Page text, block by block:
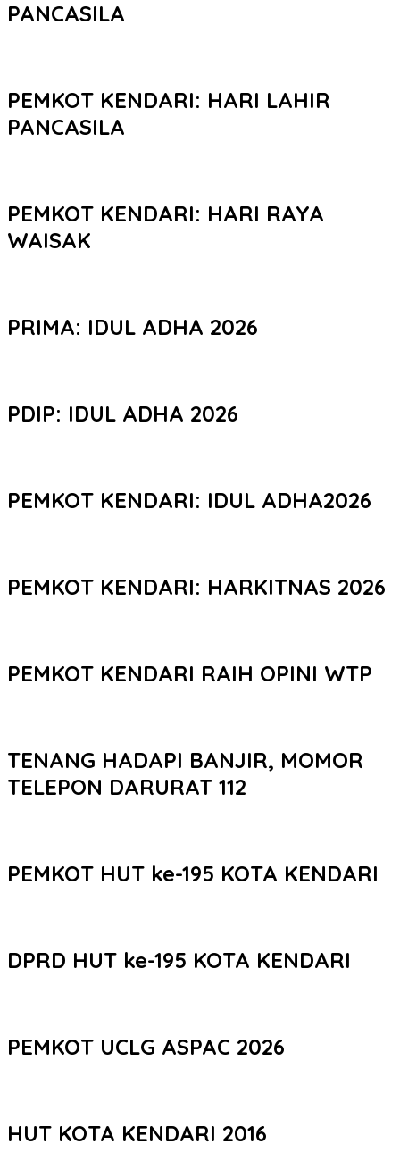
PANCASILA
PEMKOT KENDARI: HARI LAHIR
PANCASILA
PEMKOT KENDARI: HARI RAYA
WAISAK
PRIMA: IDUL ADHA 2026
PDIP: IDUL ADHA 2026
PEMKOT KENDARI: IDUL ADHA2026
PEMKOT KENDARI: HARKITNAS 2026
PEMKOT KENDARI RAIH OPINI WTP
TENANG HADAPI BANJIR, MOMOR
TELEPON DARURAT 112
PEMKOT HUT ke-195 KOTA KENDARI
DPRD HUT ke-195 KOTA KENDARI
PEMKOT UCLG ASPAC 2026
HUT KOTA KENDARI 2016